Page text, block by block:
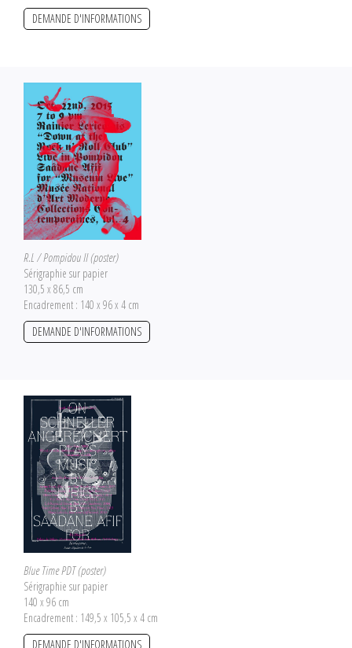
DEMANDE D'INFORMATIONS
R.L / Pompidou II (poster)
Sérigraphie sur papier
130,5 x 86,5 cm
Encadrement : 140 x 96 x 4 cm
DEMANDE D'INFORMATIONS
Blue Time PDT (poster)
Sérigraphie sur papier
140 x 96 cm
Encadrement : 149,5 x 105,5 x 4 cm
DEMANDE D'INFORMATIONS